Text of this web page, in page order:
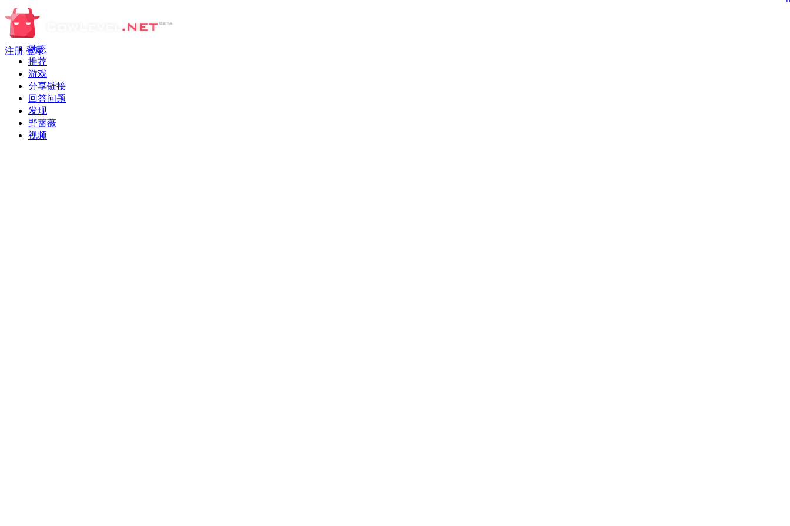
注册 登录
动态
推荐
游戏
分享链接
回答问题
发现
野蔷薇
视频